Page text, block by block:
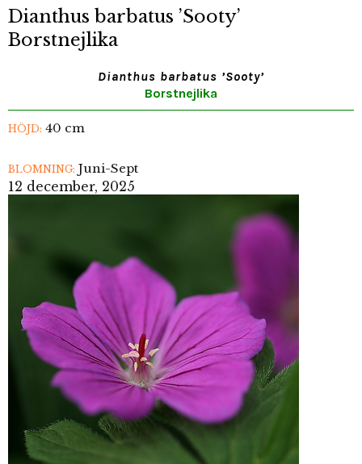
Dianthus barbatus ’Sooty’
Borstnejlika
Dianthus barbatus ’Sooty’
Borstnejlika
HÖJD: 40 cm
BLOMNING: Juni-Sept
12 december, 2025